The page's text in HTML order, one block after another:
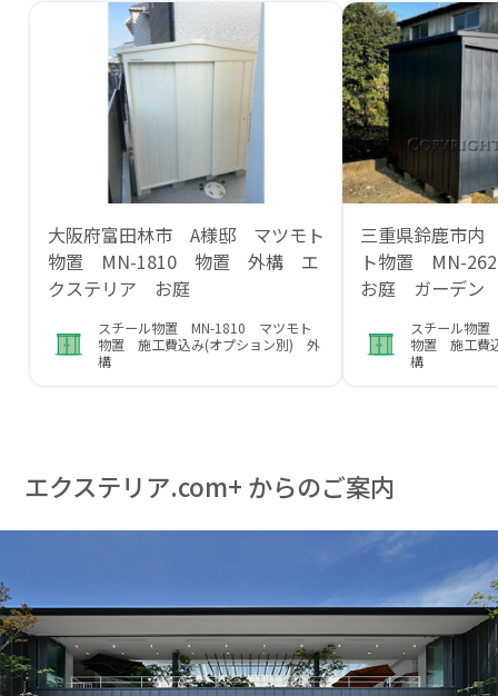
大阪府富田林市 A様邸 マツモト
物置 MN-1810 物置 外構 エ
クステリア お庭
スチール物置 MN-1810 マツモト
物置 施工費込み(オプション別) 外
構
三重県鈴鹿市
ト物置 MN-
お庭 ガーデン
スチール物
物置 施工費
構
エクステリア.com+ からのご案内